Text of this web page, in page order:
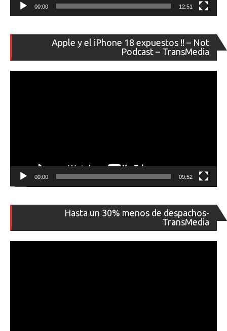
00:00 12:51
Apple y el iPhone 18 expuestos !! – Not
Podcast – TransMedia
de
00:00 09:52
Hasta un 30% menos de despachos-
TransMedia
de